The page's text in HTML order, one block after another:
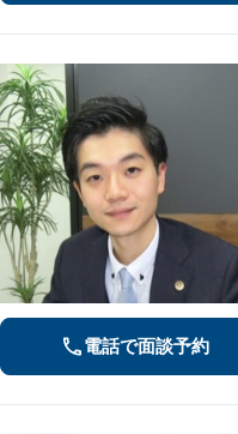
電話で面談予約